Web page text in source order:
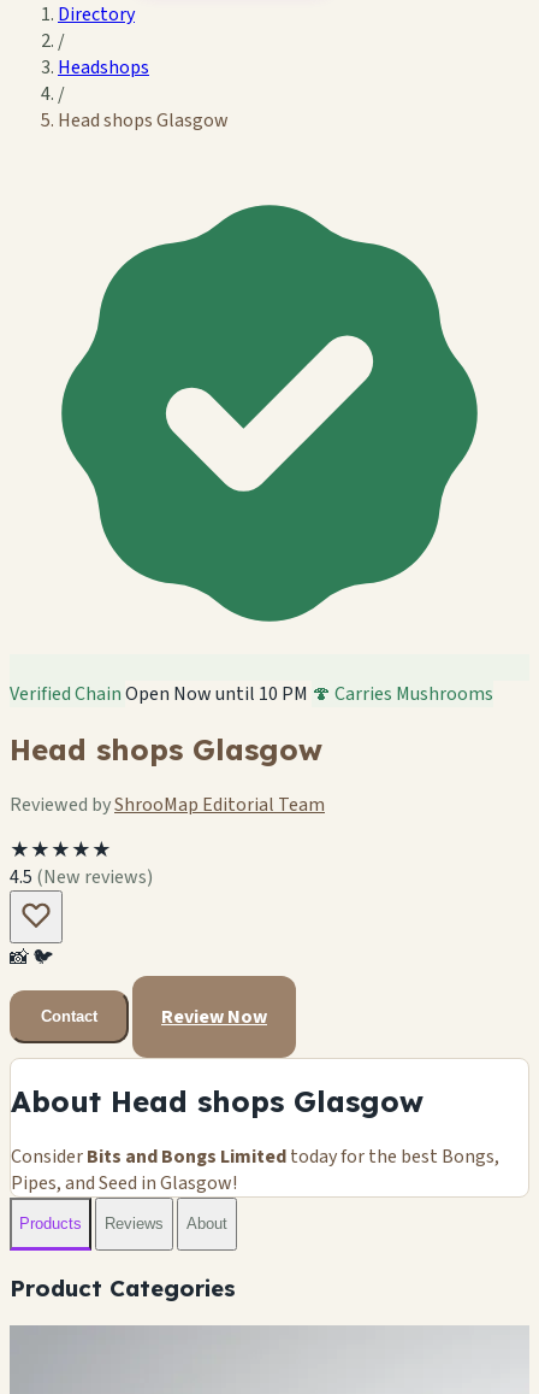
Directory
/
Headshops
/
Head shops Glasgow
Verified ChainOpen Now until 10 PM 🍄 Carries Mushrooms
Head shops Glasgow
Reviewed byShrooMap Editorial Team
★★★★★
4.5 (New reviews)
📸🐦
Contact Review Now
About Head shops Glasgow
ConsiderBits and Bongs Limitedtoday for the best Bongs,
Pipes, and Seed in Glasgow!
Products Reviews About
Product Categories